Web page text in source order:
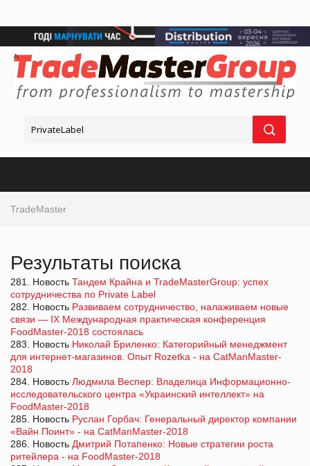
TradeMaster
Результаты поиска
281. Новость Тандем Крайна и TradeMasterGroup: успех
сотрудничества по Private Label
282. Новость Развиваем сотрудничество, налаживаем новые
связи — IX Международная практическая конференция
FoodMaster-2018 состоялась
283. Новость Николай Бриленко: Категорийный менеджмент
для интернет-магазинов. Опыт Rozetka - на CatManMaster-
2018
284. Новость Людмила Веспер: Владелица Информационно-
исследовательского центра «Украинский интеллект» на
FoodMaster-2018
285. Новость Руслан Горбач: Генеральный директор компании
«Вайн Поинт» - на CatManMaster-2018
286. Новость Дмитрий Потапенко: Новые стратегии роста
ритейлера - на FoodMaster-2018